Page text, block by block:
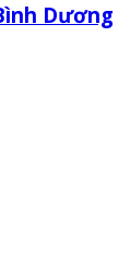
Dương